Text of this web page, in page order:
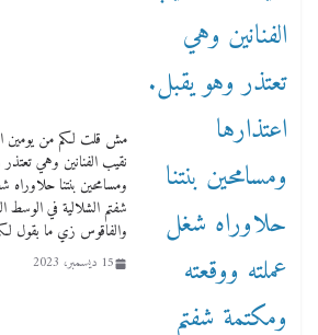
مش قلت لكم من يومين
نقيب الفنانين وهي
ومسامحين بنتنا
شفتم الشلالية في الوسط
والفاقوس زي ما بقول
15 ديسمبر، 2023